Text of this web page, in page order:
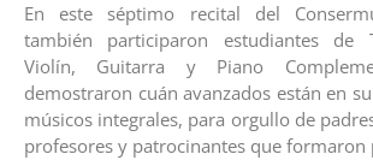
En este séptimo recital del
también participaron estudiantes de
Violín, Guitarra y Piano
demostraron cuán avanzados están en
músicos integrales, para orgullo de
profesores y patrocinantes que formaron